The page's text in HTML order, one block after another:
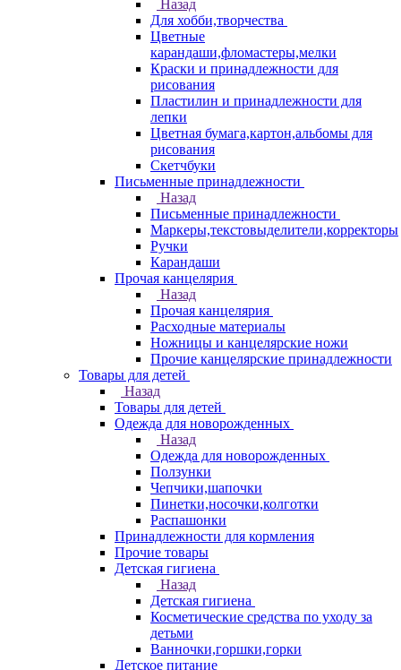
Назад
Для хобби,творчества
Цветные
карандаши,фломастеры,мелки
Краски и принадлежности для
рисования
Пластилин и принадлежности для
лепки
Цветная бумага,картон,альбомы для
рисования
Скетчбуки
Письменные принадлежности
Назад
Письменные принадлежности
Маркеры,текстовыделители,корректоры
Ручки
Карандаши
Прочая канцелярия
Назад
Прочая канцелярия
Расходные материалы
Ножницы и канцелярские ножи
Прочие канцелярские принадлежности
Товары для детей
Назад
Товары для детей
Одежда для новорожденных
Назад
Одежда для новорожденных
Ползунки
Чепчики,шапочки
Пинетки,носочки,колготки
Распашонки
Принадлежности для кормления
Прочие товары
Детская гигиена
Назад
Детская гигиена
Косметические средства по уходу за
детьми
Ванночки,горшки,горки
Детское питание